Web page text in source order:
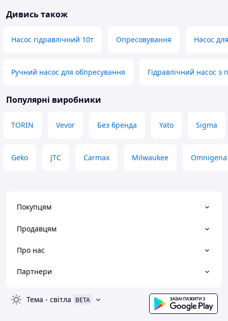
Дивись також
Насос гідравлічний 10т Опресовування Насос
Ручний насос для обпресування Гідравлічний насос
Популярні виробники
TORIN Vevor Без бренда Yato Sigma
Geko JTC Carmax Milwaukee Omnigena
Покупцям
Продавцям
Про нас
Партнери
Тема - світла BETA